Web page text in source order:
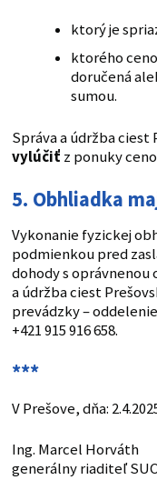
ktorý je
ktorého
doručená
sumou.
Správa a údržba ciest
vylúčiť z ponuky
5. Obhliadka
Vykonanie fyzickej
podmienkou pred
dohody s oprávnenou
a údržba ciest
prevádzky –
+421 915 916 658.
***
V Prešove, dňa:
Ing. Marcel Horváth
generálny riaditeľ